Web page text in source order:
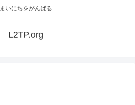
まいにちをがんばる
L2TP.org